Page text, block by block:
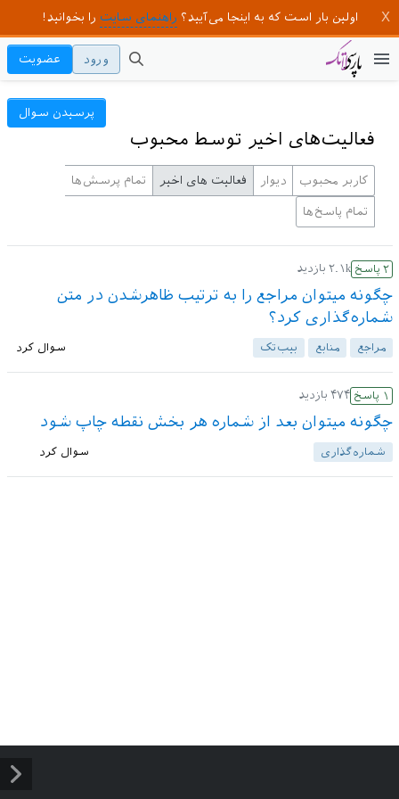
اولین بار است که به اینجا می‌آیید؟ راهنمای سایت را بخوانید!
ورود عضویت
فعالیت‌های اخیر توسط محبوب
پرسیدن سوال
کاربر محبوب دیوار فعالیت های اخیر تمام پرسش‌ها
تمام پاسخ‌ها
۲ پاسخ ۲.۱k بازدید
چگونه میتوان مراجع را به ترتیب ظاهرشدن در متن
شماره‌گذاری کرد؟
مراجع منابع بیب‌تک سوال کرد
۱ پاسخ ۴۷۴ بازدید
چگونه میتوان بعد از شماره هر بخش نقطه چاپ شود
شماره‌گذاری سوال کرد